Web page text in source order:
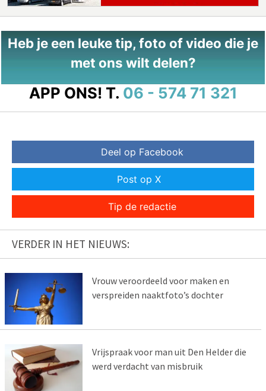
Heb je een leuke tip, foto of video die je
met ons wilt delen?
APP ONS! T. 06 - 574 71 321
Deel op Facebook
Post op X
Tip de redactie
VERDER IN HET NIEUWS:
Vrouw veroordeeld voor maken en
verspreiden naaktfoto’s dochter
Vrijspraak voor man uit Den Helder die
werd verdacht van misbruik